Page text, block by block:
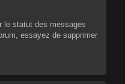
le statut des messages
essayez de supprimer